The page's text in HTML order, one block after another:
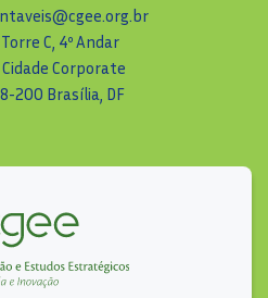
Torre C, 4º Andar
Cidade Corporate
200 Brasília, DF